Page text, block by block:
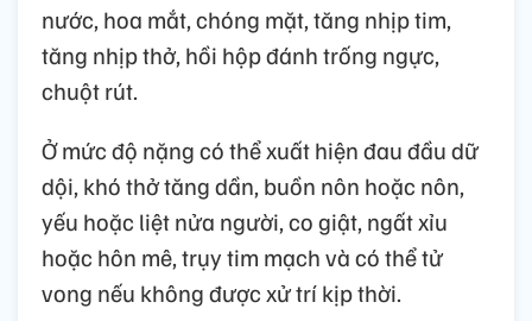
nước, hoa mắt, chóng mặt, tăng nhịp tim,
tăng nhịp thở, hồi hộp đánh trống ngực,
chuột rút.
Ở mức độ nặng có thể xuất hiện đau đầu dữ
dội, khó thở tăng dần, buồn nôn hoặc nôn,
yếu hoặc liệt nửa người, co giật, ngất xỉu
hoặc hôn mê, trụy tim mạch và có thể tử
vong nếu không được xử trí kịp thời.